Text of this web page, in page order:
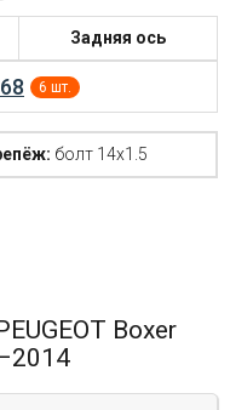
Задняя ось
6 шт.
болт 14x1.5
Boxer